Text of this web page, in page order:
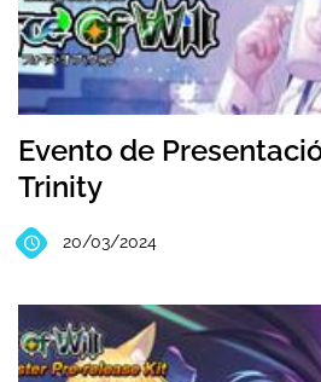
Evento de
Trinity
20/03/2024